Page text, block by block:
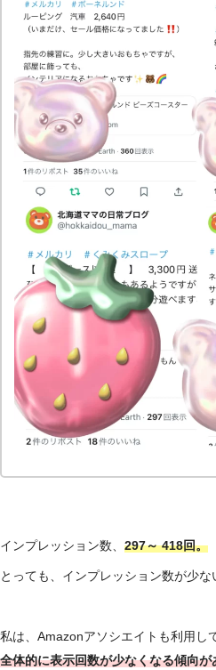
インプレッション数、 297～ 418回。
とっても、インプレッション数が少な
私は、Amazonアソシエイトも利用し
全体的に表示回数が少なくなる傾向